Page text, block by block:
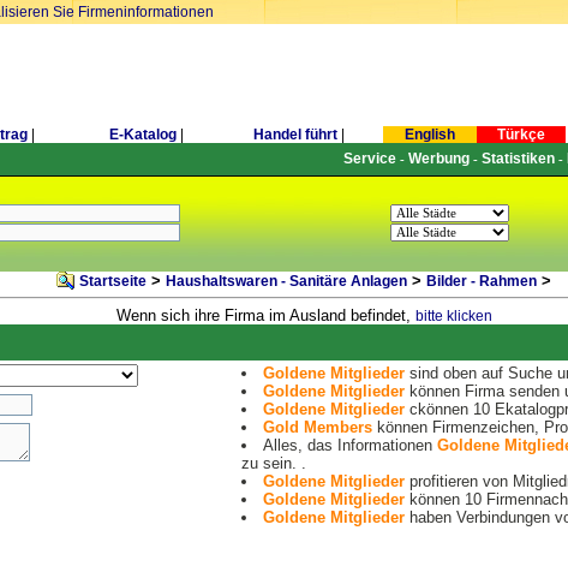
Sie Firmeninformationen
E-Katalog Handel führt English Türkçe
Service- Werbung- Statistiken-
Startseite > Haushaltswaren - Sanitäre Anlagen > Bilder - Rahmen >
Wenn sich ihre Firma im Ausland befindet, bitte klicken
Goldene Mitgliedersind oben auf Suche
Goldene Mitglieder können Firma
Goldene Mitgliederckönnen 10
Gold Memberskönnen Firmenzeichen,
Alles, das Informationen Goldene
zu sein. .
Goldene Mitglieder profitieren von
Goldene Mitgliederkönnen 10
Goldene Mitglieder haben Verbindungen